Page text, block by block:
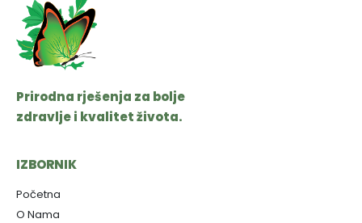
Prirodna rješenja za bolje
zdravlje i kvalitet života.
IZBORNIK
Početna
O Nama